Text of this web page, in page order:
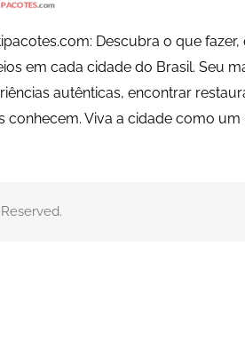
Descubra o que
em cada cidade do Brasil. Seu
autênticas, encontrar
conhecem. Viva a cidade como